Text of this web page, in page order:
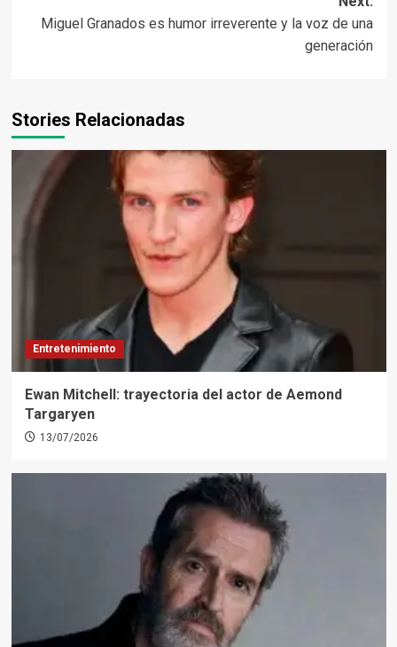
Miguel Granados es humor irreverente y la voz de una
generación
Stories Relacionadas
Entretenimiento
Ewan Mitchell: trayectoria del actor de Aemond
Targaryen
13/07/2026